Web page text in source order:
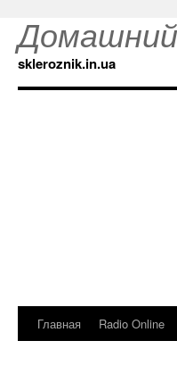
Домашний
skleroznik.in.ua
Главная Radio Online